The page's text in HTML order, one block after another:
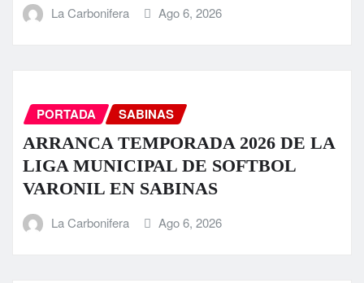
La Carbonifera Ago 6, 2026
PORTADA SABINAS
ARRANCA TEMPORADA 2026 DE LA
LIGA MUNICIPAL DE SOFTBOL
VARONIL EN SABINAS
La Carbonifera Ago 6, 2026